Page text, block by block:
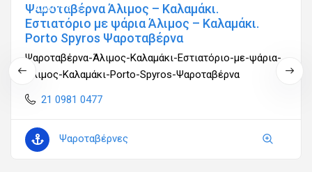
Ανοιχτά
Ψαροταβέρνα Άλιμος – Καλαμάκι.
Εστιατόριο με ψάρια Άλιμος – Καλαμάκι.
Porto Spyros Ψαροταβέρνα
Ψαροταβέρνα-Άλιμος-Καλαμάκι-Εστιατόριο-με-ψάρια-
Άλιμος-Καλαμάκι-Porto-Spyros-Ψαροταβέρνα
21 0981 0477
Ψαροταβέρνες